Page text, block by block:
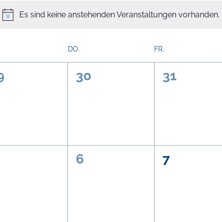
Es sind keine anstehenden Veranstaltungen vorhanden.
DO. FR.
0
30
0
31
0
6
0
7